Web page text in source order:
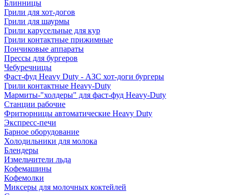
Блинницы
Грили для хот-догов
Грили для шаурмы
Грили карусельные для кур
Грили контактные прижимные
Пончиковые аппараты
Прессы для бургеров
Чебуречницы
Фаст-фуд Heavy Duty - АЗС хот-доги бургеры
Грили контактные Heavy-Duty
Мармиты-"холдеры" для фаст-фуд Heavy-Duty
Станции рабочие
Фритюрницы автоматические Heavy Duty
Экспресс-печи
Барное оборудование
Холодильники для молока
Блендеры
Измельчители льда
Кофемашины
Кофемолки
Миксеры для молочных коктейлей